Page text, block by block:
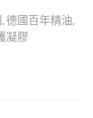
德國百年精油
凝膠